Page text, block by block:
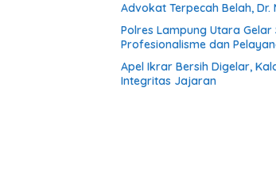
Advokat Terpecah Belah,
Polres Lampung Utara Gelar
Profesionalisme dan
Apel Ikrar Bersih Digelar,
Integritas Jajaran